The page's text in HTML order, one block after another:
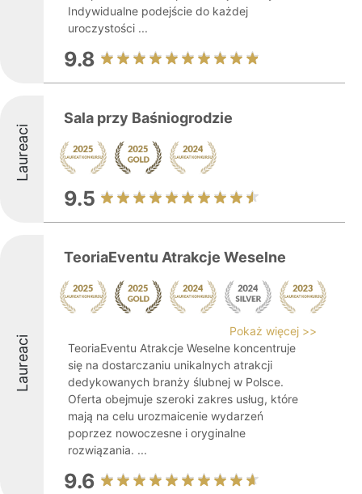
Indywidualne podejście do każdej
uroczystości ...
9.8
Laureaci
Sala przy Baśniogrodzie
9.5
Laureaci
TeoriaEventu Atrakcje Weselne
Pokaż więcej >>
TeoriaEventu Atrakcje Weselne koncentruje
się na dostarczaniu unikalnych atrakcji
dedykowanych branży ślubnej w Polsce.
Oferta obejmuje szeroki zakres usług, które
mają na celu urozmaicenie wydarzeń
poprzez nowoczesne i oryginalne
rozwiązania. ...
9.6